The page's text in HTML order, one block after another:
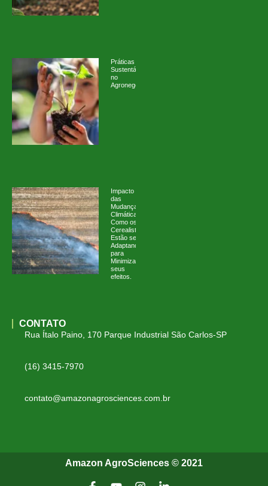
Práticas
Sustentáveis
no
Agronegócio
Impacto
das
Mudanças
Climáticas:
Como os
Cerealistas
Estão se
Adaptando
para
Minimizar
seus
efeitos.
CONTATO
Rua Ítalo Paino, 170 Parque Industrial São Carlos-SP
(16) 3415-7970
contato@amazonagrosciences.com.br
Amazon AgroSciences © 2021